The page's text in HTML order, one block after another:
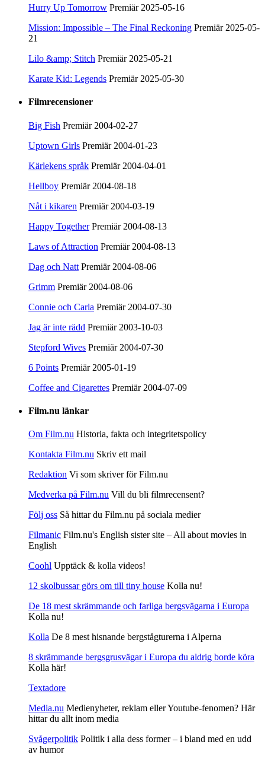
Hurry Up Tomorrow Premiär 2025-05-16
Mission: Impossible – The Final Reckoning Premiär 2025-05-
21
Lilo &amp; Stitch Premiär 2025-05-21
Karate Kid: Legends Premiär 2025-05-30
Filmrecensioner
Big Fish Premiär 2004-02-27
Uptown Girls Premiär 2004-01-23
Kärlekens språk Premiär 2004-04-01
Hellboy Premiär 2004-08-18
Nåt i kikaren Premiär 2004-03-19
Happy Together Premiär 2004-08-13
Laws of Attraction Premiär 2004-08-13
Dag och Natt Premiär 2004-08-06
Grimm Premiär 2004-08-06
Connie och Carla Premiär 2004-07-30
Jag är inte rädd Premiär 2003-10-03
Stepford Wives Premiär 2004-07-30
6 Points Premiär 2005-01-19
Coffee and Cigarettes Premiär 2004-07-09
Film.nu länkar
Om Film.nu Historia, fakta och integritetspolicy
Kontakta Film.nu Skriv ett mail
Redaktion Vi som skriver för Film.nu
Medverka på Film.nu Vill du bli filmrecensent?
Följ oss Så hittar du Film.nu på sociala medier
Filmanic Film.nu's English sister site – All about movies in
English
Coohl Upptäck & kolla videos!
12 skolbussar görs om till tiny house Kolla nu!
De 18 mest skrämmande och farliga bergsvägarna i Europa
Kolla nu!
Kolla De 8 mest hisnande bergstågturerna i Alperna
8 skrämmande bergsgrusvägar i Europa du aldrig borde köra
Kolla här!
Textadore
Media.nu Medienyheter, reklam eller Youtube-fenomen? Här
hittar du allt inom media
Svågerpolitik Politik i alla dess former – i bland med en udd
av humor